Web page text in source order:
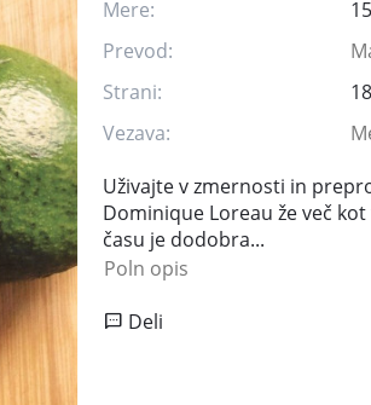
Mere:
Prevod:
Strani:
Vezava:
Uživajte v zmernosti in
Dominique Loreau že več
času je dodobra...
Poln opis
Deli